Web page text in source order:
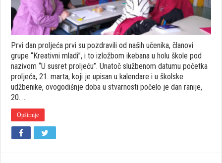
Prvi dan proljeća prvi su pozdravili od naših učenika, članovi
grupe “Kreativni mladi”, i to izložbom ikebana u holu škole pod
nazivom “U susret proljeću”. Unatoč službenom datumu početka
proljeća, 21. marta, koji je upisan u kalendare i u školske
udžbenike, ovogodišnje doba u stvarnosti počelo je dan ranije,
20. …
Opširnije